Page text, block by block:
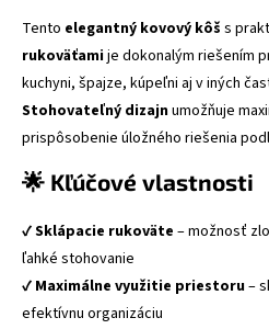
Tento elegantný kovový kôš s
rukoväťamije dokonalým riešením
kuchyni, špajze, kúpeľni aj v iných
Stohovateľný dizajnumožňuje
prispôsobenie úložného riešenia
🌟 Kľúčové vlastnosti
✔Sklápacie rukoväte – možnosť
ľahké stohovanie
✔ Maximálne využitie priestoru–
efektívnu organizáciu